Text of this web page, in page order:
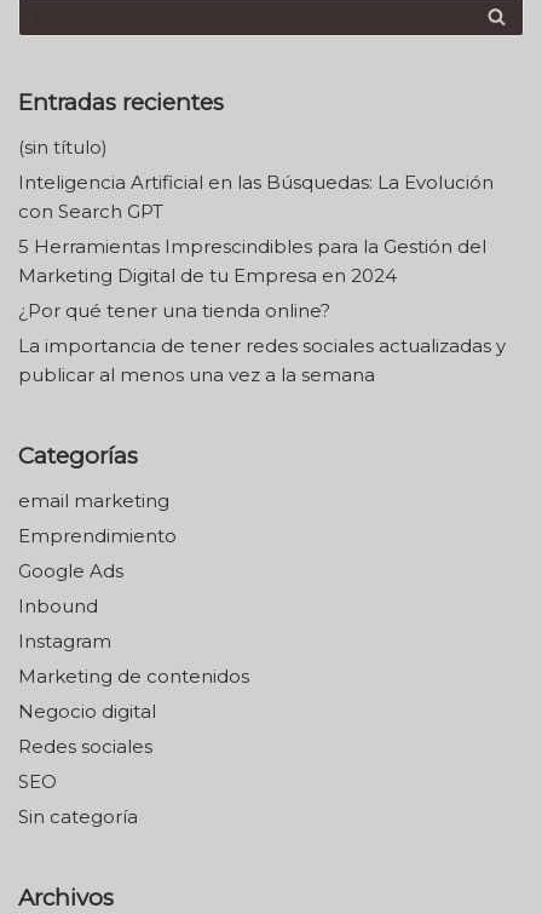
Entradas recientes
(sin título)
Inteligencia Artificial en las Búsquedas: La Evolución
con Search GPT
5 Herramientas Imprescindibles para la Gestión del
Marketing Digital de tu Empresa en 2024
¿Por qué tener una tienda online?
La importancia de tener redes sociales actualizadas y
publicar al menos una vez a la semana
Categorías
email marketing
Emprendimiento
Google Ads
Inbound
Instagram
Marketing de contenidos
Negocio digital
Redes sociales
SEO
Sin categoría
Archivos